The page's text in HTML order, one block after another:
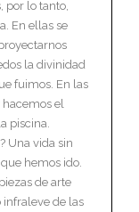
por lo tanto,
En ellas se
la divinidad
fuimos. En las
el
piscina.
Una vida sin
hemos ido.
de arte
infraleve de las